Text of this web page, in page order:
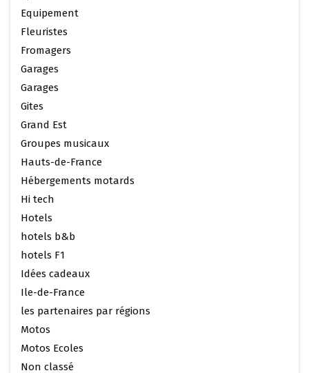
Equipement
Fleuristes
Fromagers
Garages
Garages
Gites
Grand Est
Groupes musicaux
Hauts-de-France
Hébergements motards
Hi tech
Hotels
hotels b&b
hotels F1
Idées cadeaux
Ile-de-France
les partenaires par régions
Motos
Motos Ecoles
Non classé